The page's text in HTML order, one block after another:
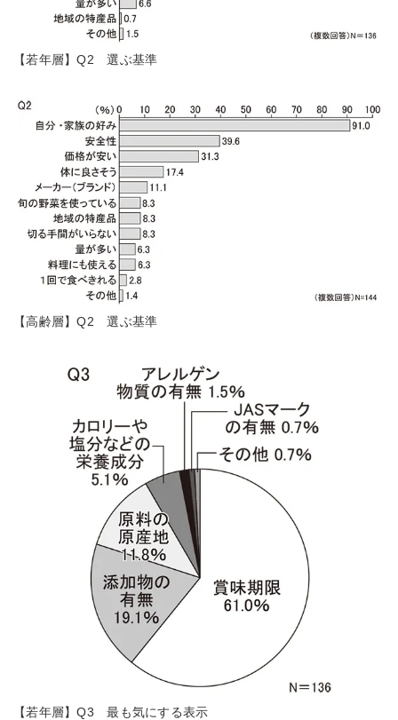
【若年層】Q2 選ぶ基準
【高齢層】Q2 選ぶ基準
【若年層】Q3 最も気にする表示